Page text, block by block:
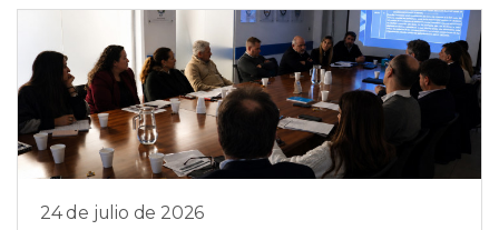
24 de julio de 2026